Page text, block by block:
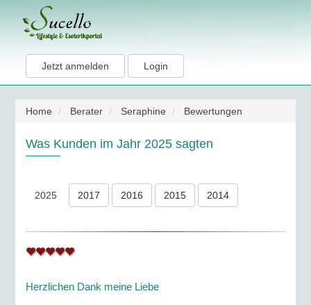
Jetzt anmelden Login
Home Berater Seraphine Bewertungen
Was Kunden im Jahr 2025 sagten
2025 2017 2016 2015 2014
Herzlichen Dank meine Liebe